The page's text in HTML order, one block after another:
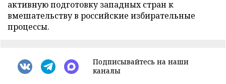
активную подготовку западных стран к
вмешательству в российские избирательные
процессы.
Подписывайтесь на наши
каналы